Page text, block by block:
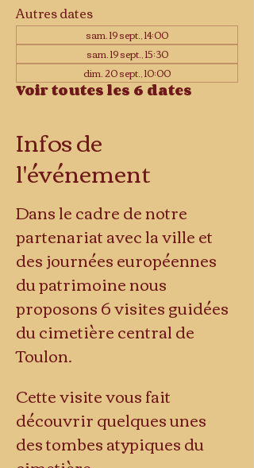
Autres dates
sam. 19 sept., 14:00
sam. 19 sept., 15:30
dim. 20 sept., 10:00
Voir toutes les 6 dates
Infos de
l'événement
Dans le cadre de notre
partenariat avec la ville et
des journées européennes
du patrimoine nous
proposons 6 visites guidées
du cimetière central de
Toulon.
Cette visite vous fait
découvrir quelques unes
des tombes atypiques du